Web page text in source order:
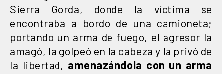
Sierra Gorda, donde la víctima se
encontraba a bordo de una camioneta;
portando un arma de fuego, el agresor la
amagó, la golpeó en la cabeza y la privó de
la libertad, amenazándola con un arma